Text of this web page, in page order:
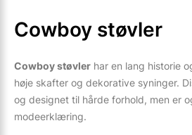
Cowboy støvler
Cowboy støvler har en lang historie
høje skafter og dekorative syninger.
og designet til hårde forhold, men er
modeerklæring.